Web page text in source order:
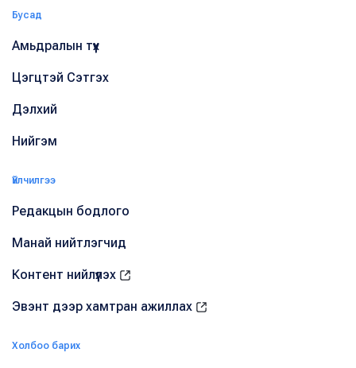
Бусад
Амьдралын түүх
Цэгцтэй Сэтгэх
Дэлхий
Нийгэм
Үйлчилгээ
Редакцын бодлого
Манай нийтлэгчид
Контент нийлүүлэх
Эвэнт дээр хамтран ажиллах
Холбоо барих